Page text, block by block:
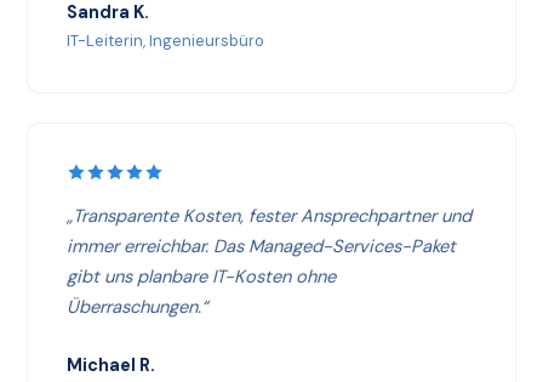
Sandra K.
IT-Leiterin, Ingenieursbüro
„Transparente Kosten, fester Ansprechpartner und
immer erreichbar. Das Managed-Services-Paket
gibt uns planbare IT-Kosten ohne
Überraschungen.“
Michael R.